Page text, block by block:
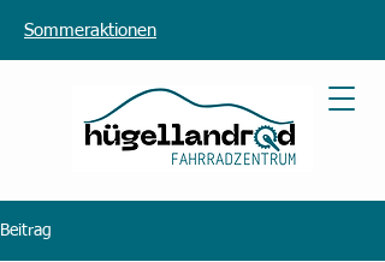
Sommeraktionen
Beitrag